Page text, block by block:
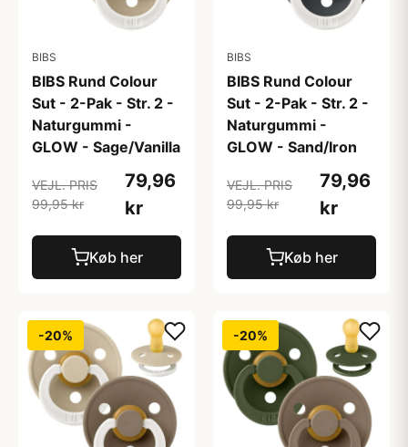
BIBS
BIBS Rund Colour
Sut - 2-Pak - Str. 2 -
Naturgummi -
GLOW - Sage/Vanilla
VEJL. PRIS
99,95 kr
79,96
kr
Køb her
BIBS
BIBS Rund Colour
Sut - 2-Pak - Str. 2 -
Naturgummi -
GLOW - Sand/Iron
VEJL. PRIS
99,95 kr
79,96
kr
Køb her
-20% -20%